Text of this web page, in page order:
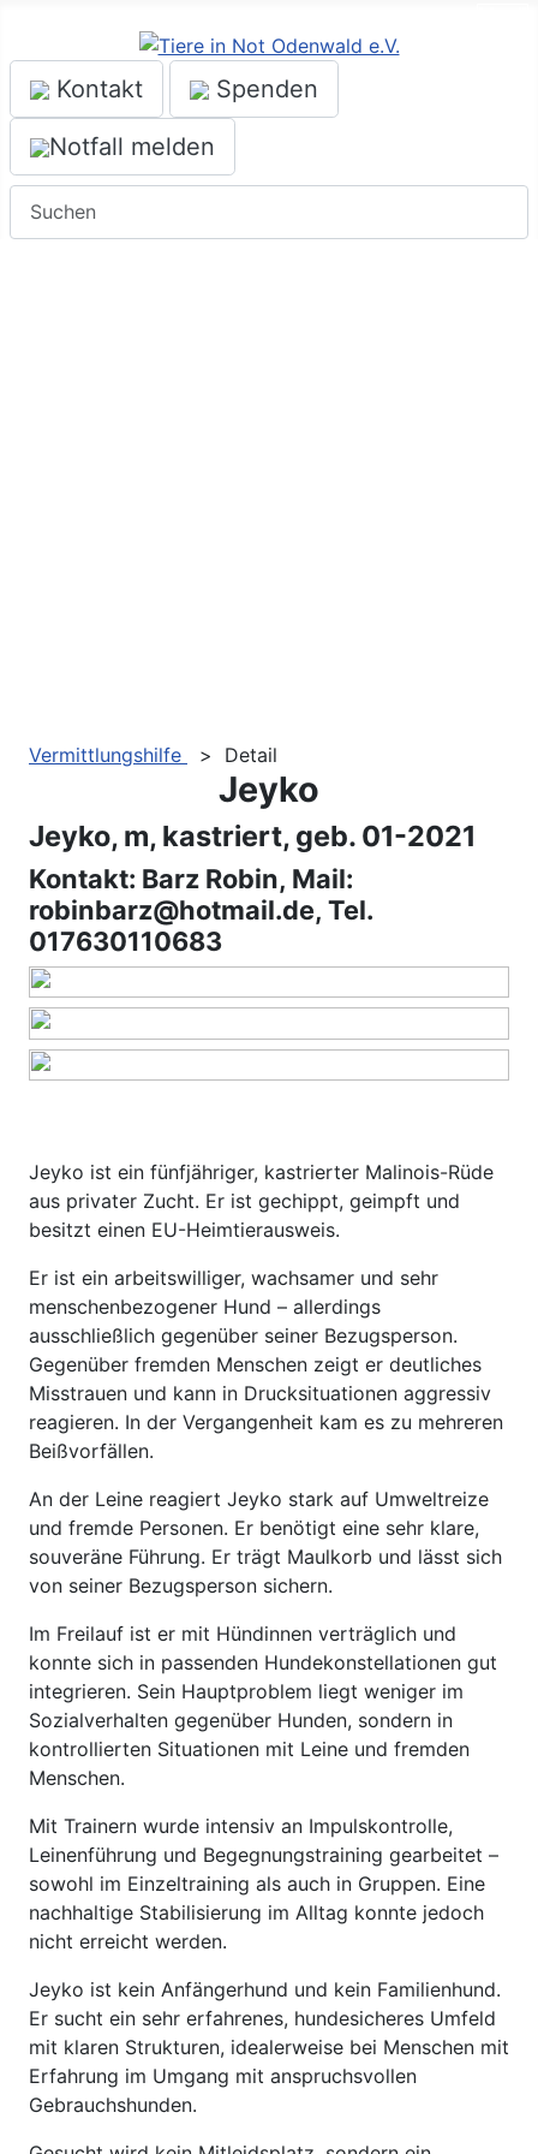
Kontakt
Spenden
Notfall melden
Vermittlungshilfe > Detail
Jeyko
Jeyko, m, kastriert, geb. 01-2021
Kontakt: Barz Robin, Mail:
robinbarz@hotmail.de, Tel.
017630110683
Jeyko ist ein fünfjähriger, kastrierter Malinois-Rüde
aus privater Zucht. Er ist gechippt, geimpft und
besitzt einen EU-Heimtierausweis.
Er ist ein arbeitswilliger, wachsamer und sehr
menschenbezogener Hund – allerdings
ausschließlich gegenüber seiner Bezugsperson.
Gegenüber fremden Menschen zeigt er deutliches
Misstrauen und kann in Drucksituationen aggressiv
reagieren. In der Vergangenheit kam es zu mehreren
Beißvorfällen.
An der Leine reagiert Jeyko stark auf Umweltreize
und fremde Personen. Er benötigt eine sehr klare,
souveräne Führung. Er trägt Maulkorb und lässt sich
von seiner Bezugsperson sichern.
Im Freilauf ist er mit Hündinnen verträglich und
konnte sich in passenden Hundekonstellationen gut
integrieren. Sein Hauptproblem liegt weniger im
Sozialverhalten gegenüber Hunden, sondern in
kontrollierten Situationen mit Leine und fremden
Menschen.
Mit Trainern wurde intensiv an Impulskontrolle,
Leinenführung und Begegnungstraining gearbeitet –
sowohl im Einzeltraining als auch in Gruppen. Eine
nachhaltige Stabilisierung im Alltag konnte jedoch
nicht erreicht werden.
Jeyko ist kein Anfängerhund und kein Familienhund.
Er sucht ein sehr erfahrenes, hundesicheres Umfeld
mit klaren Strukturen, idealerweise bei Menschen mit
Erfahrung im Umgang mit anspruchsvollen
Gebrauchshunden.